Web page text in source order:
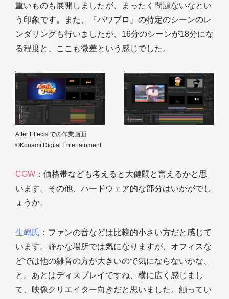
重いものも展開しましたが、まったく問題ないなとい
う印象です。また、『パワプロ』の特定のシーンのレ
ンダリングも行いましたが、16分のシーンが18分にな
る程度と、ここも微差という感じでした。
After Effects での作業画面
©Konami Digital Entertainment
CGW ：価格帯なども考えると大健闘と言えるかと思
います。その他、ハードウェア的な部分はいかがでし
ょうか。
生嶋氏 ：ファンの音などは比較的小さい方だと感じて
います。静かな場所では気になりますが、オフィスな
どでは他の雑音の方が大きいので気にならないかな、
と。あとはディスプレイですね、横に広く感じまし
て、映像クリエイター向きだと思いました。触ってい